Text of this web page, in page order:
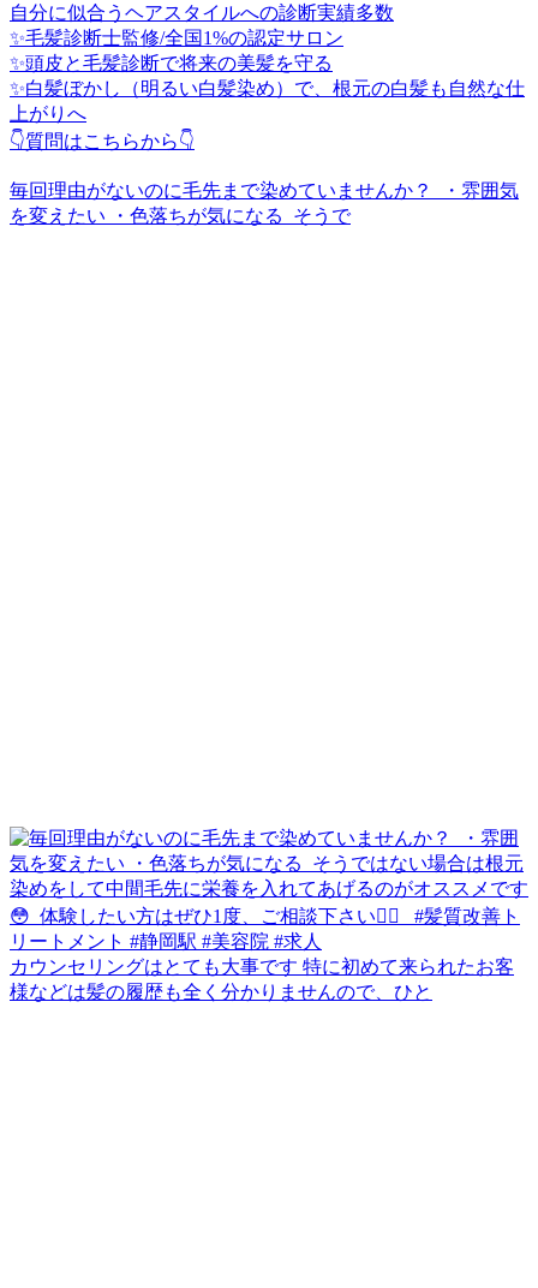
自分に似合うヘアスタイルへの診断実績多数
✨毛髪診断士監修/全国1%の認定サロン
✨頭皮と毛髪診断で将来の美髪を守る
✨白髪ぼかし（明るい白髪染め）で、根元の白髪も自然な仕
上がりへ
👇質問はこちらから👇
毎回理由がないのに毛先まで染めていませんか？ ⁡ ・雰囲気
を変えたい ・色落ちが気になる ⁡ そうで
カウンセリングはとても大事です 特に初めて来られたお客
様などは髪の履歴も全く分かりませんので、ひと